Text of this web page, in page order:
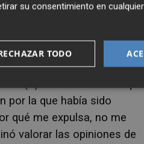
en especial la
en televisión decía que
(...) me dice me dice que
por la que había sido
qué me expulsa, no me
valorar las opiniones de
su consentimiento en
TODO